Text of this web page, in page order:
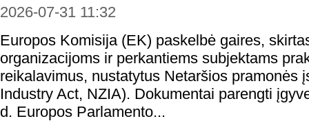
2026-07-31 11:32
Europos Komisija (EK) paskelbė gaires,
organizacijoms ir perkantiems subjektams
reikalavimus, nustatytus Netaršios pramonės
Industry Act, NZIA). Dokumentai parengti
d. Europos Parlamento...